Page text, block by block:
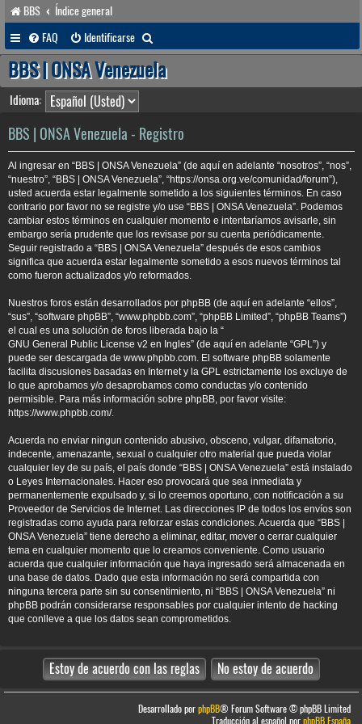
BBS
Índice general
FAQ
Identificarse
u
s
a
r
BBS | ONSA Venezuela
Idioma:
BBS | ONSA Venezuela - Registro
Al ingresar en “BBS | ONSA Venezuela” (de aquí en adelante “nosotros”, “nos”,
“nuestro”, “BBS | ONSA Venezuela”, “https://onsa.org.ve/comunidad/forum”),
usted acuerda estar legalmente sometido a los siguientes términos. En caso
contrario por favor no se registre y/o use “BBS | ONSA Venezuela”. Podemos
cambiar estos términos en cualquier momento e intentaríamos avisarle, sin
embargo sería prudente que los revisase por su cuenta periódicamente.
Seguir registrado a “BBS | ONSA Venezuela” después de esos cambios
significa que acuerda estar legalmente sometido a esos nuevos términos tal
como fueron actualizados y/o reformados.
Nuestros foros están desarrollados por phpBB (de aquí en adelante “ellos”,
“sus”, “software phpBB”, “www.phpbb.com”, “phpBB Limited”, “phpBB Teams”)
el cual es una solución de foros liberada bajo la “
GNU General Public License v2 en Ingles” (de aquí en adelante “GPL”) y
puede ser descargada de www.phpbb.com. El software phpBB solamente
facilita discusiones basadas en Internet y la GPL estrictamente los excluye de
lo que aprobamos y/o desaprobamos como conductas y/o contenido
permisible. Para más información sobre phpBB, por favor visite:
https://www.phpbb.com/.
Acuerda no enviar ningun contenido abusivo, obsceno, vulgar, difamatorio,
indecente, amenazante, sexual o cualquier otro material que pueda violar
cualquier ley de su país, el país donde “BBS | ONSA Venezuela” está instalado
o Leyes Internacionales. Hacer eso provocará que sea inmediata y
permanentemente expulsado y, si lo creemos oportuno, con notificación a su
Proveedor de Servicios de Internet. Las direcciones IP de todos los envíos son
registradas como ayuda para reforzar estas condiciones. Acuerda que “BBS |
ONSA Venezuela” tiene derecho a eliminar, editar, mover o cerrar cualquier
tema en cualquier momento que lo creamos conveniente. Como usuario
acuerda que cualquier información que haya ingresado será almacenada en
una base de datos. Dado que esta información no será compartida con
ninguna tercera parte sin su consentimiento, ni “BBS | ONSA Venezuela” ni
phpBB podrán considerarse responsables por cualquier intento de hacking
que conlleve a que los datos sean comprometidos.
Desarrollado porphpBB® Forum Software © phpBB Limited
Traducción al español porphpBB España